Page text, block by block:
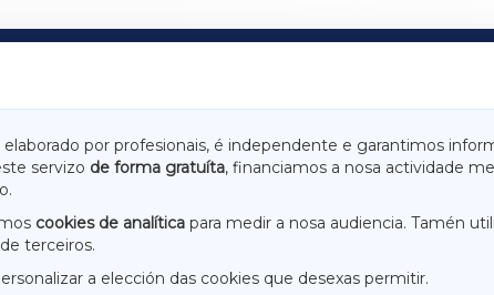
por profesionais, é independente e garantimos
servizo de forma gratuíta, financiamos a nosa actividade
cookies de analítica para medir a nosa audiencia. Tamén
terceiros.
a elección das cookies que desexas permitir.
LUGOXA
RIBEIRASACRAXA